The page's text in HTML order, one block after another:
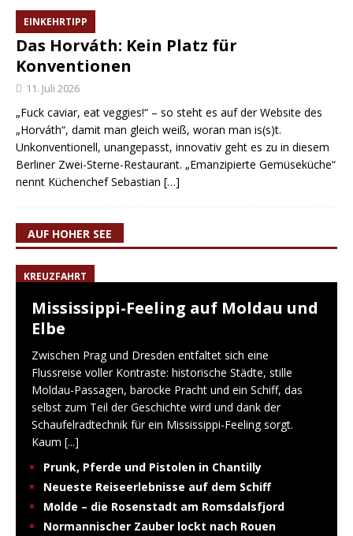
EINKEHRTIPP
Das Horváth: Kein Platz für
Konventionen
11. Juli 2026
„Fuck caviar, eat veggies!“ – so steht es auf der Website des
„Horváth“, damit man gleich weiß, woran man is(s)t.
Unkonventionell, unangepasst, innovativ geht es zu in diesem
Berliner Zwei-Sterne-Restaurant. „Emanzipierte Gemüseküche“
nennt Küchenchef Sebastian […]
AUF HOHER SEE
KREUZFAHRT
Mississippi-Feeling auf Moldau und
Elbe
Zwischen Prag und Dresden entfaltet sich eine
Flussreise voller Kontraste: historische Städte, stille
Moldau-Passagen, barocke Pracht und ein Schiff, das
selbst zum Teil der Geschichte wird und dank der
Schaufelradtechnik für ein Mississippi-Feeling sorgt.
Kaum [...]
Prunk, Pferde und Pistolen in Chantilly
Neueste Reiseerlebnisse auf dem Schiff
Molde – die Rosenstadt am Romsdalsfjord
Normannischer Zauber lockt nach Rouen